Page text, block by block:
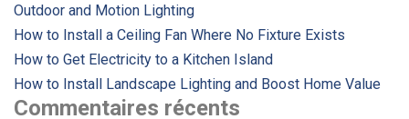
Outdoor and Motion Lighting
How to Install a Ceiling Fan Where No Fixture Exists
How to Get Electricity to a Kitchen Island
How to Install Landscape Lighting and Boost Home Value
Commentaires récents